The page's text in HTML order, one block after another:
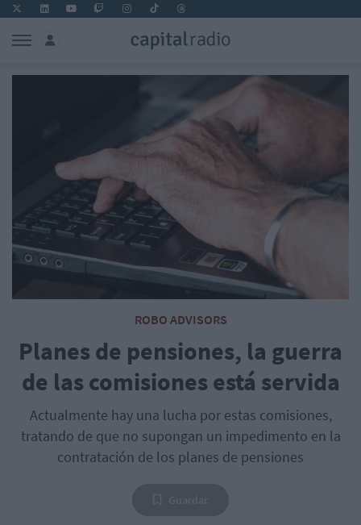
ROBO ADVISORS
Planes de pensiones, la guerra
de las comisiones está servida
Actualmente hay una lucha por estas comisiones,
tratando de que no supongan un impedimento en la
contratación de los planes de pensiones